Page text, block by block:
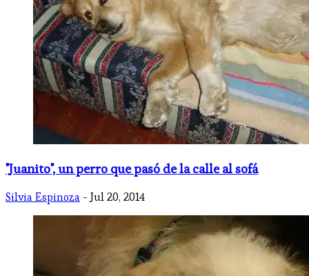
"Juanito", un perro que pasó de la calle al sofá
Silvia Espinoza - Jul 20, 2014